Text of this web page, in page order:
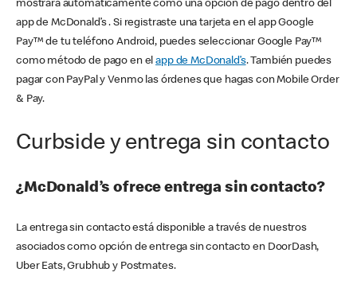
mostrará automáticamente como una opción de pago dentro del
app de McDonald’s . Si registraste una tarjeta en el app Google
Pay™ de tu teléfono Android, puedes seleccionar Google Pay™
como método de pago en elapp de McDonald’s. También puedes
pagar con PayPal y Venmo las órdenes que hagas con Mobile Order
& Pay.
Curbside y entrega sin contacto
¿McDonald’s ofrece entrega sin contacto?
La entrega sin contacto está disponible a través de nuestros
asociados como opción de entrega sin contacto en DoorDash,
Uber Eats, Grubhub y Postmates.